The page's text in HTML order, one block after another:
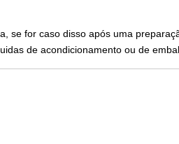
se for caso disso após uma
de acondicionamento ou de